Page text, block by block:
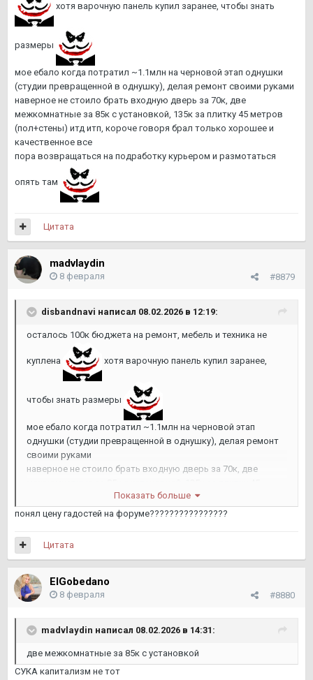
хотя варочную панель купил заранее, чтобы знать
размеры
мое ебало когда потратил ~1.1млн на черновой этап однушки
(студии превращенной в однушку), делая ремонт своими руками
наверное не стоило брать входную дверь за 70к, две
межкомнатные за 85к с установкой, 135к за плитку 45 метров
(пол+стены) итд итп, короче говоря брал только хорошее и
качественное все
пора возвращаться на подработку курьером и размотаться
опять там
Цитата
madvlaydin
#8879
8 февраля
disbandnavi написал 08.02.2026 в 12:19:
осталось 100к бюджета на ремонт, мебель и техника не
куплена хотя варочную панель купил заранее,
чтобы знать размеры
мое ебало когда потратил ~1.1млн на черновой этап
однушки (студии превращенной в однушку), делая ремонт
своими руками
наверное не стоило брать входную дверь за 70к, две
метров (пол+стены) итд итп, короче говоря брал только
хорошее и качественное все
размотаться опять там
Показать больше
понял цену гадостей на форуме????????????????
Цитата
ElGobedano
#8880
8 февраля
madvlaydin написал 08.02.2026 в 14:31:
две межкомнатные за 85к с установкой
СУКА капитализм не тот